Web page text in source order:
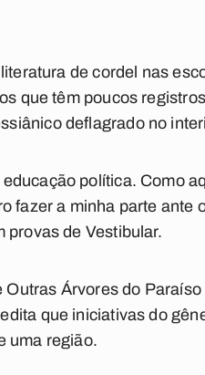
de cordel nas
que têm poucos
deflagrado no
política. Como
fazer a minha parte ante
provas de Vestibular.
Árvores do
que iniciativas do
uma região.